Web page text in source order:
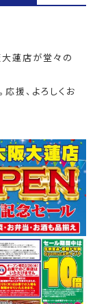
蓮店が堂々の
援、よろしくお